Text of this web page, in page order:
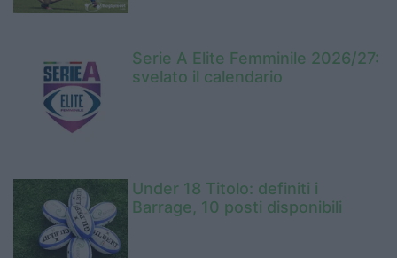
Serie A Elite Femminile 2026/27:
svelato il calendario
Under 18 Titolo: definiti i
Barrage, 10 posti disponibili